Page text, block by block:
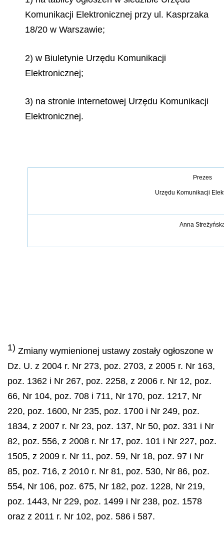
Komunikacji Elektronicznej przy ul. Kasprzaka
18/20 w Warszawie;
2) w Biuletynie Urzędu Komunikacji
Elektronicznej;
3) na stronie internetowej Urzędu Komunikacji
Elektronicznej.
Prezes
Urzędu Komunikacji
Anna
1) Zmiany wymienionej ustawy zostały ogłoszone w
Dz. U. z 2004 r. Nr 273, poz. 2703, z 2005 r. Nr 163,
poz. 1362 i Nr 267, poz. 2258, z 2006 r. Nr 12, poz.
66, Nr 104, poz. 708 i 711, Nr 170, poz. 1217, Nr
220, poz. 1600, Nr 235, poz. 1700 i Nr 249, poz.
1834, z 2007 r. Nr 23, poz. 137, Nr 50, poz. 331 i Nr
82, poz. 556, z 2008 r. Nr 17, poz. 101 i Nr 227, poz.
1505, z 2009 r. Nr 11, poz. 59, Nr 18, poz. 97 i Nr
85, poz. 716, z 2010 r. Nr 81, poz. 530, Nr 86, poz.
554, Nr 106, poz. 675, Nr 182, poz. 1228, Nr 219,
poz. 1443, Nr 229, poz. 1499 i Nr 238, poz. 1578
oraz z 2011 r. Nr 102, poz. 586 i 587.